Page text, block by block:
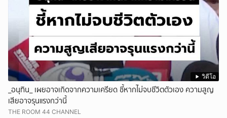
วิดีโอ
_อนุทิน_ เผยอาจเกิดจากความเครียด ชี้หากไม่จบชีวิตตัวเอง ความสูญ
เสียอาจรุนแรงกว่านี้
THE ROOM 44 CHANNEL